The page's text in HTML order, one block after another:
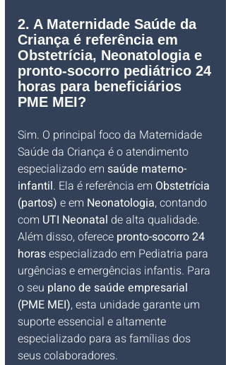
2. A Maternidade Saúde da
Criança é referência em
Obstetrícia, Neonatologia e
pronto-socorro pediátrico 24
horas para beneficiários
PME MEI?
Sim. O principal foco da Maternidade
Saúde da Criança é o atendimento
especializado em saúde materno-
infantil. Ela é referência em Obstetrícia
(partos) e em Neonatologia, contando
com UTI Neonatal de alta qualidade.
Além disso, oferece pronto-socorro 24
horas especializado em Pediatria para
urgências e emergências infantis. Para
o seu plano de saúde empresarial
(PME MEI), esta unidade garante um
suporte essencial e altamente
especializado para as famílias dos
seus colaboradores.